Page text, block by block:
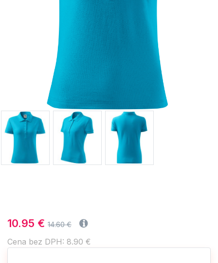
10.95 € 14.60 €
Cena bez DPH: 8.90 €